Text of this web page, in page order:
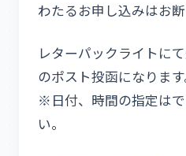
わたるお申し込みはお
レターパックライトに
のポスト投函になります
※日付、時間の指定は
い。